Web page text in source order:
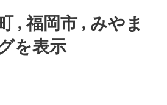
, 福岡市 , みやま
を表示